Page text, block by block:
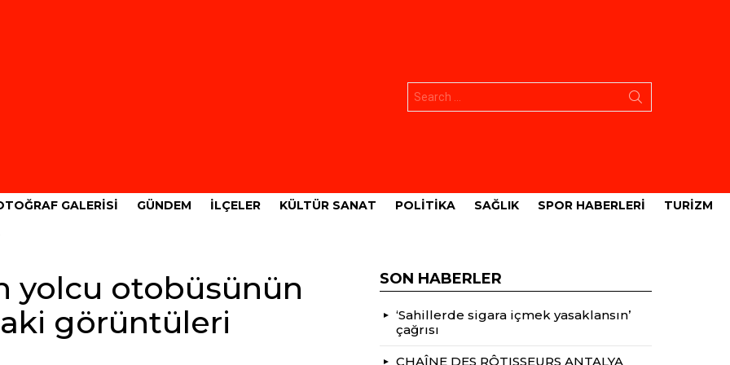
GALERISI GÜNDEM İLÇELER KÜLTÜR SANAT POLITIKA SAĞLIK SPOR HABERLERI TURIZM
yolcu otobüsünün
görüntüleri
SON HABERLER
‘Sahillerde sigara içmek yasaklansın’
çağrısı
CHAÎNE DES RÔTISSEURS ANTALYA